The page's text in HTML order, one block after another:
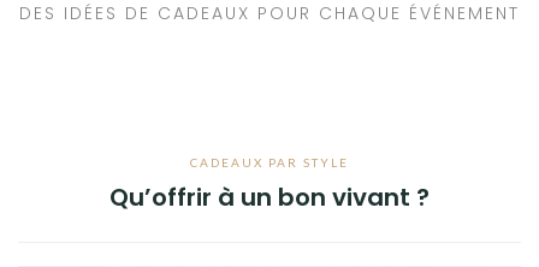
DES IDÉES DE CADEAUX POUR CHAQUE ÉVÉNEMENT
CADEAUX PAR STYLE
Qu’offrir à un bon vivant ?
A PROPOS